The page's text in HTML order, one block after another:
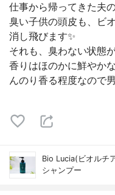
仕事から帰ってきた夫
臭い子供の頭皮も、ビ
消し飛びます✨
それも、臭わない状態
香りはほのかに鮮やか
んのり香る程度なので
Bio Lucia(ビオルチ
シャンプー